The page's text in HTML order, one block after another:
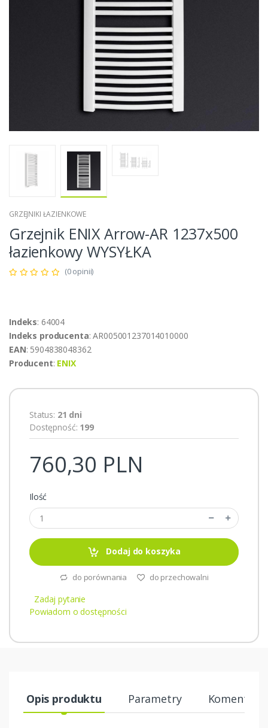
GRZEJNIKI ŁAZIENKOWE
Grzejnik ENIX Arrow-AR 1237x500
łazienkowy WYSYŁKA
(0 opinii)
Indeks: 64004
Indeks producenta: AR005001237014010000
EAN: 5904838048362
Producent: ENIX
Status: 21 dni
Dostępność: 199
760,30 PLN
Ilość
Dodaj do koszyka
do porównania do przechowalni
Zadaj pytanie
Powiadom o dostępności
Opis produktu Parametry